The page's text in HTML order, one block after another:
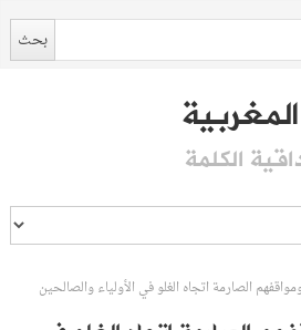
الكلمة
الصارمة اتجاه الغلو في الأولياء والصالحين